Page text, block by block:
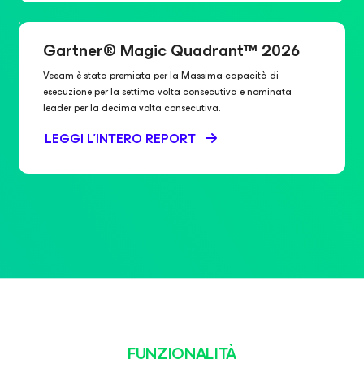
Gartner® Magic Quadrant™ 2026
Veeam è stata premiata per la Massima capacità di
esecuzione per la settima volta consecutiva e nominata
leader per la decima volta consecutiva.
LEGGI L'INTERO REPORT
FUNZIONALITÀ